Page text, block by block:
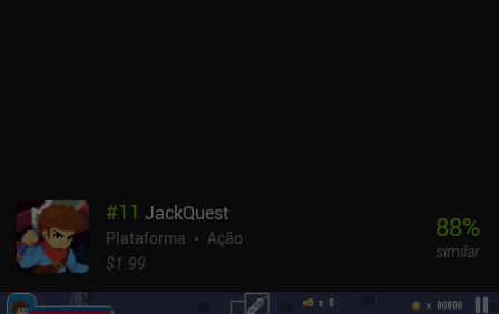
um iAP de US$ 0,49. É um jogo perfeito para sessões curtas de
jogabilidade para qualquer fã de plataformas de ação hardcore.
#11 JackQuest
Plataforma
Ação
$1.99
88%
similar